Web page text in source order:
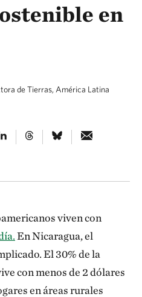
en
de Tierras, América Latina
viven con
En Nicaragua, el
El 30% de la
con menos de 2 dólares
en áreas rurales